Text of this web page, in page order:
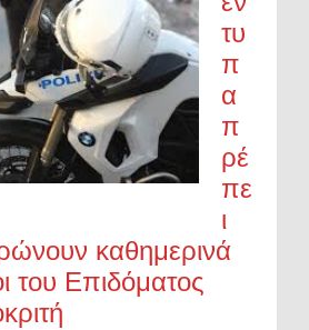
τυ
π
α
π
ρέ
πε
ι
καθημερινά
του Επιδόματος